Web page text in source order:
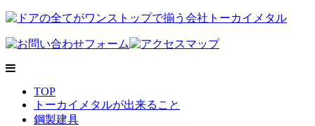
TOP
トーカイメタルが出来ること
鋼製建具